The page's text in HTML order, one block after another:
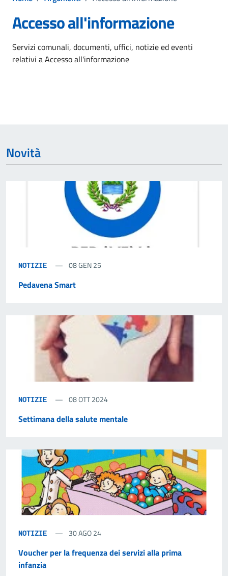
Accesso all'informazione
Dettagli dell'argomento
Servizi comunali, documenti, uffici, notizie ed eventi
relativi a Accesso all'informazione
Novità
NOTIZIE 08 GEN 25
Pedavena Smart
NOTIZIE 08 OTT 2024
Settimana della salute mentale
NOTIZIE 30 AGO 24
Voucher per la frequenza dei servizi alla prima
infanzia